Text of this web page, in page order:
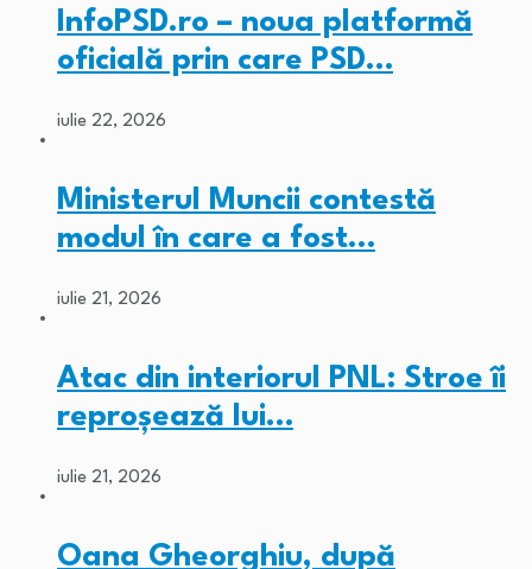
InfoPSD.ro – noua platformă
oficială prin care PSD…
iulie 22, 2026
Ministerul Muncii contestă
modul în care a fost…
iulie 21, 2026
Atac din interiorul PNL: Stroe îi
reproșează lui…
iulie 21, 2026
Oana Gheorghiu, după